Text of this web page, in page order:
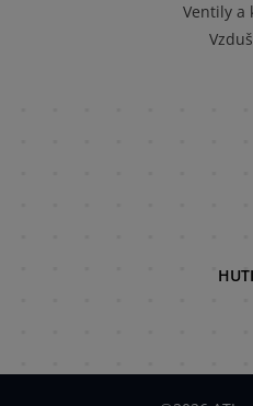
Ventily a